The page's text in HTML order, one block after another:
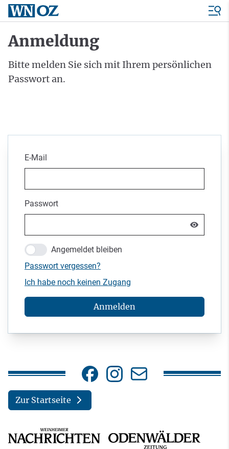
Anmeldung
Bitte melden Sie sich mit Ihrem persönlichen
Passwort an.
E-Mail
Passwort
Angemeldet bleiben
Passwort vergessen?
Ich habe noch keinen Zugang
Anmelden
Zur Startseite